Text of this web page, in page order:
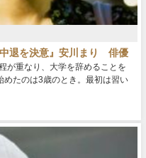
中退を決意』安川まり 俳優
が重なり、大学を辞めることを
めたのは3歳のとき。最初は習い